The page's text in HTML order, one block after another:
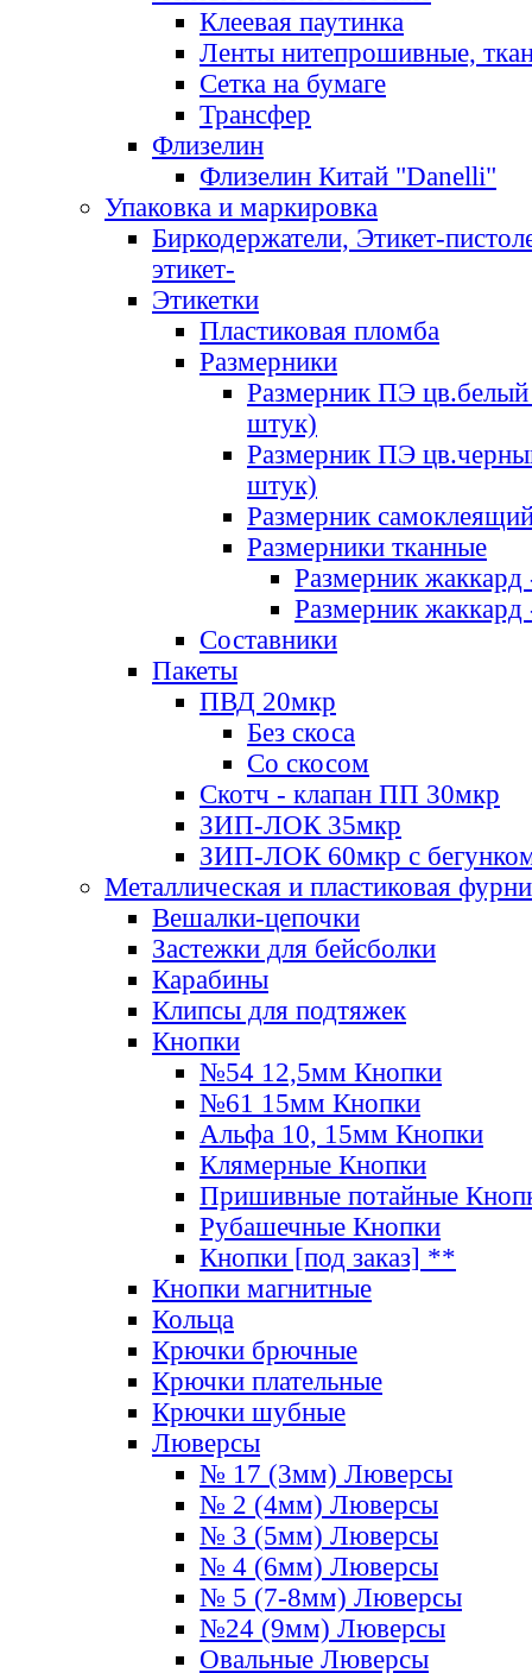
Клеевая паутинка
Ленты нитепрошивные,
Сетка на бумаге
Трансфер
Флизелин
Флизелин Китай "Danelli"
Упаковка и маркировка
Биркодержатели, Этикет-
этикет-
Этикетки
Пластиковая пломба
Размерники
Размерник ПЭ цв.белый
штук)
Размерник ПЭ
штук)
Размерник
Размерники тканные
Размерник
Размерник
Составники
Пакеты
ПВД 20мкр
Без скоса
Со скосом
Скотч - клапан ПП 30мкр
ЗИП-ЛОК 35мкр
ЗИП-ЛОК 60мкр с
Металлическая и пластиковая
Вешалки-цепочки
Застежки для бейсболки
Карабины
Клипсы для подтяжек
Кнопки
№54 12,5мм Кнопки
№61 15мм Кнопки
Альфа 10, 15мм Кнопки
Клямерные Кнопки
Пришивные потайные
Рубашечные Кнопки
Кнопки [под заказ] **
Кнопки магнитные
Кольца
Крючки брючные
Крючки плательные
Крючки шубные
Люверсы
№ 17 (3мм) Люверсы
№ 2 (4мм) Люверсы
№ 3 (5мм) Люверсы
№ 4 (6мм) Люверсы
№ 5 (7-8мм) Люверсы
№24 (9мм) Люверсы
Овальные Люверсы